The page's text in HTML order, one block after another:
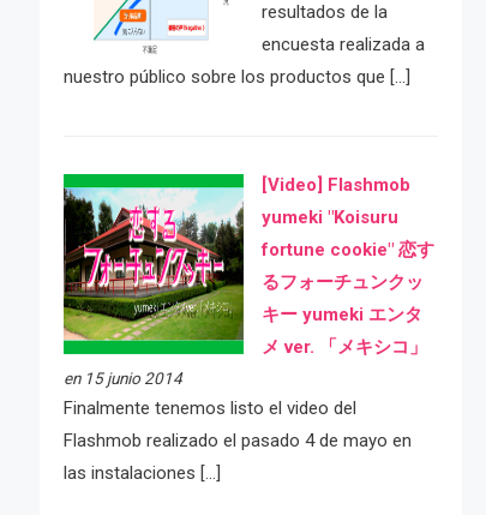
resultados de la
encuesta realizada a
nuestro público sobre los productos que […]
[Video] Flashmob
yumeki "Koisuru
fortune cookie" 恋す
るフォーチュンクッ
キー yumeki エンタ
メ ver. 「メキシコ」
en 15 junio 2014
Finalmente tenemos listo el video del
Flashmob realizado el pasado 4 de mayo en
las instalaciones […]